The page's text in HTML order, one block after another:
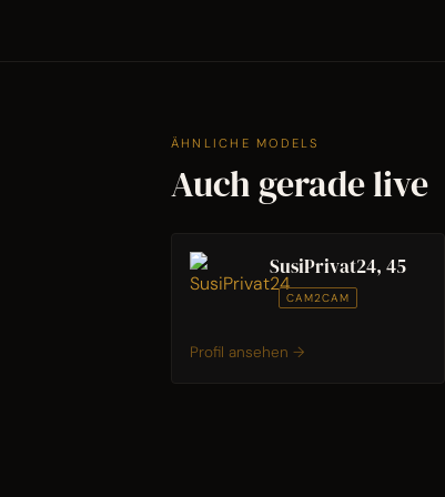
ÄHNLICHE MODELS
Auch gerade live
SusiPrivat24, 45
CAM2CAM
Profil ansehen →